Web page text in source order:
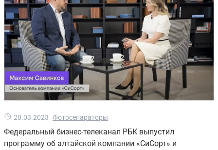
20.03.2023 Фотосепараторы
Федеральный бизнес-телеканал РБК выпустил
программу об алтайской компании «СиСорт» и